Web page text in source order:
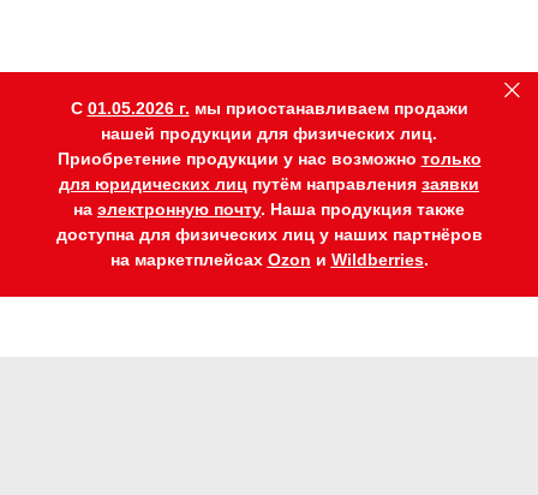
C 01.05.2026 г. мы приостанавливаем продажи
нашей продукции для физических лиц.
Приобретение продукции у нас возможно только
для юридических лиц путём направления заявки
на электронную почту. Наша продукция также
доступна для физических лиц у наших партнёров
на маркетплейсах Ozon и Wildberries.